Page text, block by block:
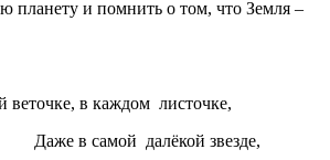
планету и помнить о том, что Земля –
веточке, в каждом листочке,
далёкой звезде,